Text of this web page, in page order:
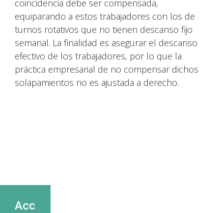
coincidencia debe ser compensada,
equiparando a estos trabajadores con los de
turnos rotativos que no tienen descanso fijo
semanal. La finalidad es asegurar el descanso
efectivo de los trabajadores, por lo que la
práctica empresarial de no compensar dichos
solapamientos no es ajustada a derecho.
Acc